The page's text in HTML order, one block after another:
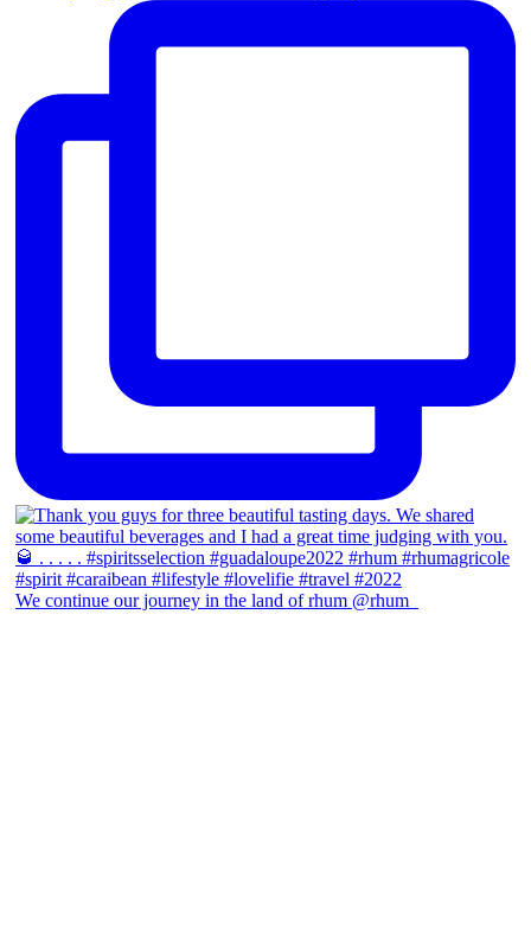
We continue our journey in the land of rhum @rhum_